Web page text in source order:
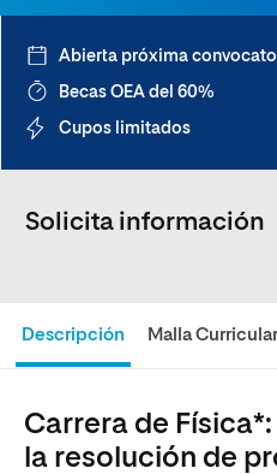
Descripción Malla
Carrera de
la resolución de
Abierta próxima
Becas OEA del 60%
Cupos limitados
Solicita información